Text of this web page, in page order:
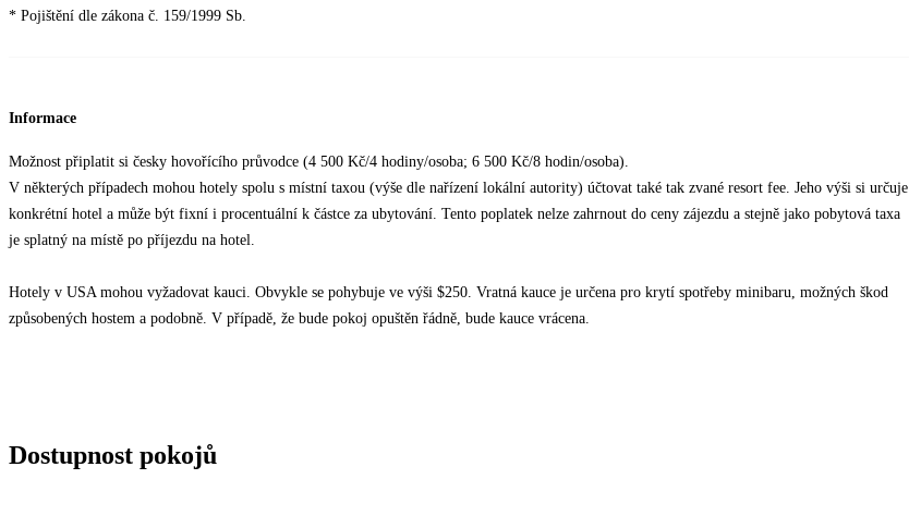
* Pojištění dle zákona č. 159/1999 Sb.
Informace
Možnost připlatit si česky hovořícího průvodce (4 500 Kč/4 hodiny/osoba; 6 500 Kč/8 hodin/osoba).
V některých případech mohou hotely spolu s místní taxou (výše dle nařízení lokální autority) účtovat také tak zvané resort fee. Jeho výši si určuje
konkrétní hotel a může být fixní i procentuální k částce za ubytování. Tento poplatek nelze zahrnout do ceny zájezdu a stejně jako pobytová taxa
je splatný na místě po příjezdu na hotel.
Hotely v USA mohou vyžadovat kauci. Obvykle se pohybuje ve výši $250. Vratná kauce je určena pro krytí spotřeby minibaru, možných škod
způsobených hostem a podobně. V případě, že bude pokoj opuštěn řádně, bude kauce vrácena.
Dostupnost pokojů